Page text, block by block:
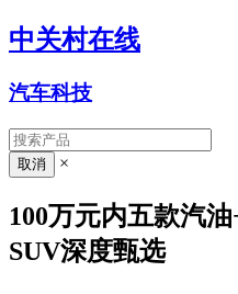
中关村在线
汽车科技
×
100万元内五款汽
SUV深度甄选